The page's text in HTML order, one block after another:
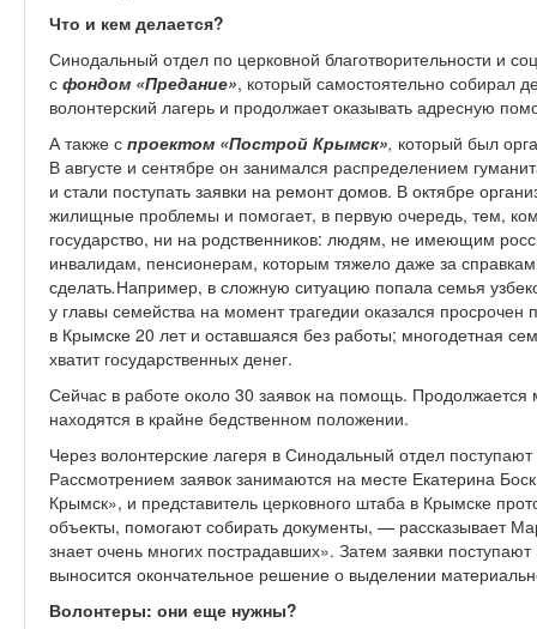
Что и кем делается?
Синодальный отдел по церковной благотворительности и
с фондом «Предание», который самостоятельно собирал
волонтерский лагерь и продолжает оказывать адресную
А также с проектом «Построй Крымск», который был
В августе и сентябре он занимался распределением
и стали поступать заявки на ремонт домов. В октябре
жилищные проблемы и помогает, в первую очередь, тем,
государство, ни на родственников: людям, не имеющим
инвалидам, пенсионерам, которым тяжело даже за
сделать.Например, в сложную ситуацию попала семья
у главы семейства на момент трагедии оказался
в Крымске 20 лет и оставшаяся без работы; многодетная
хватит государственных денег.
Сейчас в работе около 30 заявок на помощь. Продолжается
находятся в крайне бедственном положении.
Через волонтерские лагеря в Синодальный отдел
Рассмотрением заявок занимаются на месте Екатерина
Крымск», и представитель церковного штаба в Крымске
объекты, помогают собирать документы, — рассказывает
знает очень многих пострадавших». Затем заявки
выносится окончательное решение о выделении
Волонтеры: они еще нужны?